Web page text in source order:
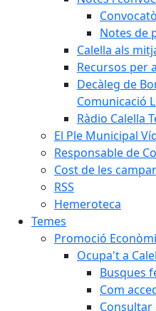
Notes de
Calella als
Recursos per
Decàleg de
Comunicació
Ràdio Calella
El Ple Municipal
Responsable de
Cost de les
RSS
Hemeroteca
Temes
Promoció
Ocupa't a
Busques
Com
Consultar